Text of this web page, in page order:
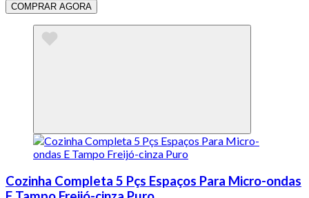
COMPRAR AGORA
Cozinha Completa 5 Pçs Espaços Para Micro-ondas